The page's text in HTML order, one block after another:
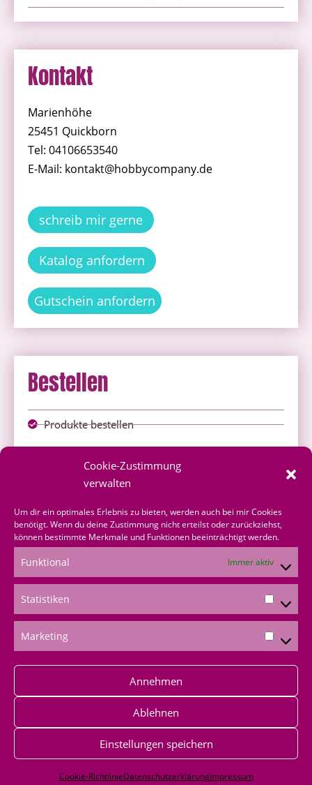
Cookie-Zustimmung
verwalten
Um dir ein optimales Erlebnis zu bieten, werden auch bei mir Cookies
benötigt. Wenn du deine Zustimmung nicht erteilst oder zurückziehst,
können bestimmte Merkmale und Funktionen beeinträchtigt werden.
Funktional Immer aktiv
Statistiken
Marketing
Annehmen
Ablehnen
Einstellungen speichern
Cookie-RichtlinieDatenschutzerklärungImpressum
Kontakt
Marienhöhe
25451 Quickborn
Tel: 04106653540
E-Mail: kontakt@hobbycompany.de
schreib mir gerne
Katalog anfordern
Gutschein anfordern
Bestellen
Produkte bestellen
über mich bestellen
Shoppingvorteil
Bestellformular
*Produktempfehlungen
*Als Amazon-Partner verdiene ich an qualifizierten
Verkäufen
Impressum|Datenschutz|AGB|
Widerufsbelehrung|Versandkosten|
Cookie-Richtlinien